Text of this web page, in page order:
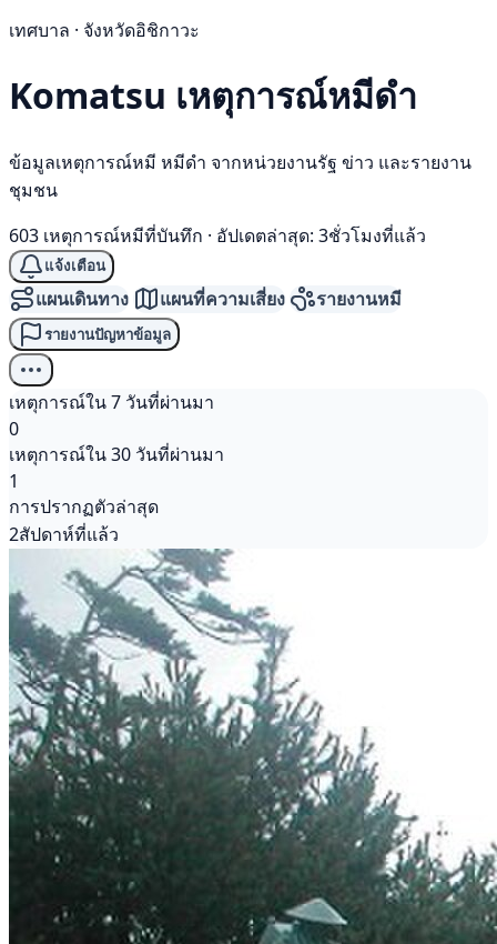
เทศบาล · จังหวัดอิชิกาวะ
Komatsu เหตุการณ์หมีดำ
ข้อมูลเหตุการณ์หมี หมีดำ จากหน่วยงานรัฐ ข่าว และรายงาน
ชุมชน
603 เหตุการณ์หมีที่บันทึก · อัปเดตล่าสุด: 3ชั่วโมงที่แล้ว
แจ้งเตือน
แผนเดินทาง แผนที่ความเสี่ยง รายงานหมี
รายงานปัญหาข้อมูล
เหตุการณ์ใน 7 วันที่ผ่านมา
0
เหตุการณ์ใน 30 วันที่ผ่านมา
1
การปรากฏตัวล่าสุด
2สัปดาห์ที่แล้ว